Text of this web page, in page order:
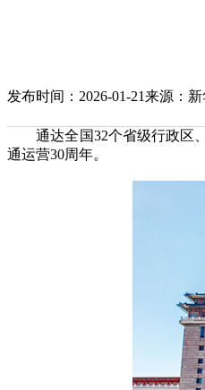
发布时间：2026-01-21来源：新
通达全国32个省级行政区、
通运营30周年。